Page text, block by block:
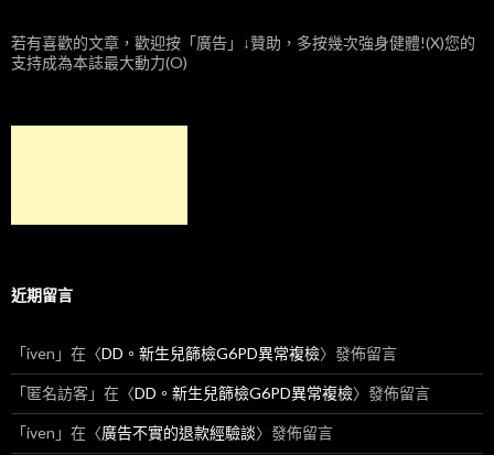
若有喜歡的文章，歡迎按「廣告」↓贊助，多按幾次強身健體!(X)您的
支持成為本誌最大動力(O)
近期留言
「iven 」在〈DD。新生兒篩檢G6PD異常複檢〉發佈留言
「匿名訪客」在〈DD。新生兒篩檢G6PD異常複檢〉發佈留言
「iven 」在〈廣告不實的退款經驗談〉發佈留言